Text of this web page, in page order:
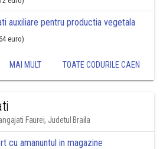
auxiliare pentru productia vegetala
euro)
MAI MULT TOATE CODURILE CAEN
Faurei, Judetul Braila
cu amanuntul in magazine